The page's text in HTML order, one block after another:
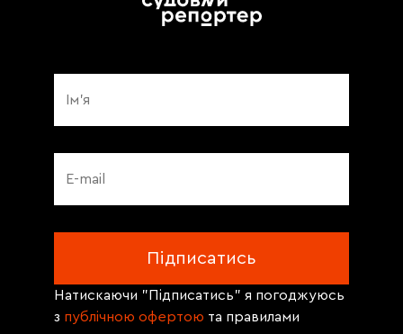
Натискаючи "Підписатись" я погоджуюсь
з публічною офертою та правилами